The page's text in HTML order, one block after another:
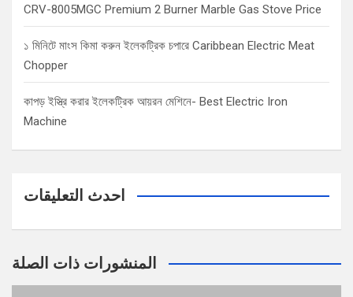
CRV-8005MGC Premium 2 Burner Marble Gas Stove Price
১ মিনিটে মাংস কিমা করুন ইলেকট্রিক চপারে Caribbean Electric Meat
Chopper
কাপড় ইস্ত্রি করার ইলেকট্রিক আয়রন মেশিনে- Best Electric Iron
Machine
احدث التعليقات
المنشورات ذات الصلة